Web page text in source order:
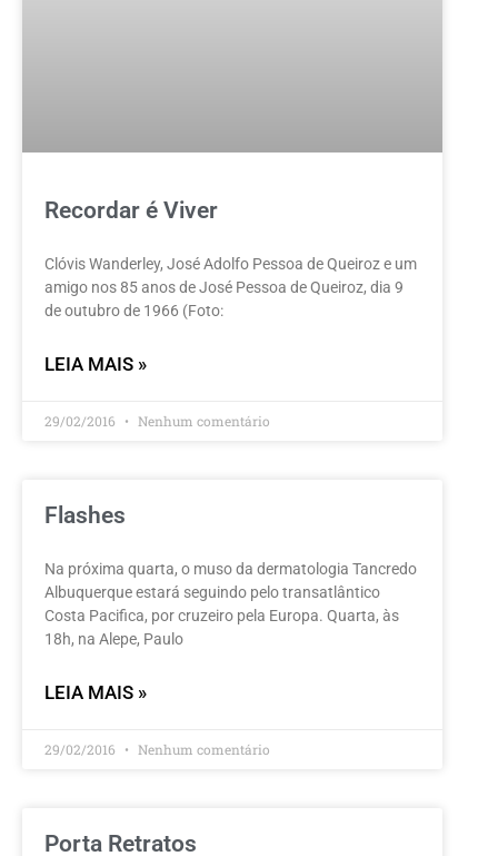
Recordar é Viver
Clóvis Wanderley, José Adolfo Pessoa de Queiroz e um
amigo nos 85 anos de José Pessoa de Queiroz, dia 9
de outubro de 1966 (Foto:
LEIA MAIS »
29/02/2016 Nenhum comentário
Flashes
Na próxima quarta, o muso da dermatologia Tancredo
Albuquerque estará seguindo pelo transatlântico
Costa Pacifica, por cruzeiro pela Europa. Quarta, às
18h, na Alepe, Paulo
LEIA MAIS »
29/02/2016 Nenhum comentário
Porta Retratos